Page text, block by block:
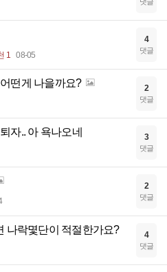
1 08-05
4
댓글
떤게 나을까요? 2
댓글
자.. 아 욕나오네 3
댓글
2
댓글
나락몇단이 적절한가요? 4
댓글